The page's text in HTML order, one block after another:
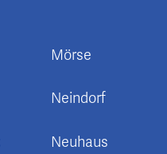
Mörse
Neindorf
Neuhaus